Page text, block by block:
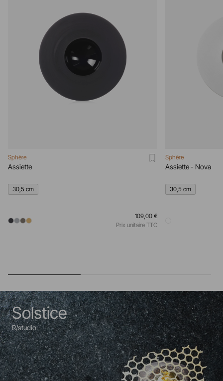
Sphère
Assiette
30,5 cm
109,00 €
Prix unitaire TTC
Sphère
Assiette - Nova
30,5 cm
Solstice
R/studio